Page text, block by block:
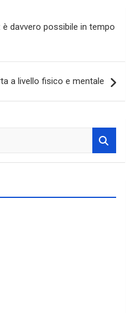
davvero possibile in tempo
a livello fisico e mentale